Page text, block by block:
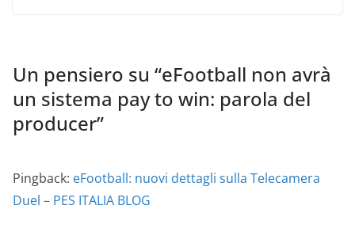
Un pensiero su “eFootball non avrà
un sistema pay to win: parola del
producer”
Pingback: eFootball: nuovi dettagli sulla Telecamera
Duel – PES ITALIA BLOG